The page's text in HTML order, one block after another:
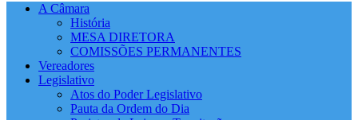
A Câmara
História
MESA DIRETORA
COMISSÕES PERMANENTES
Vereadores
Legislativo
Atos do Poder Legislativo
Pauta da Ordem do Dia